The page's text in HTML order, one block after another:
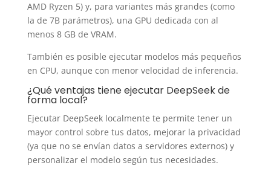
AMD Ryzen 5) y, para variantes más grandes (como
la de 7B parámetros), una GPU dedicada con al
menos 8 GB de VRAM.
También es posible ejecutar modelos más pequeños
en CPU, aunque con menor velocidad de inferencia.
¿Qué ventajas tiene ejecutar DeepSeek de
forma local?
Ejecutar DeepSeek localmente te permite tener un
mayor control sobre tus datos, mejorar la privacidad
(ya que no se envían datos a servidores externos) y
personalizar el modelo según tus necesidades.